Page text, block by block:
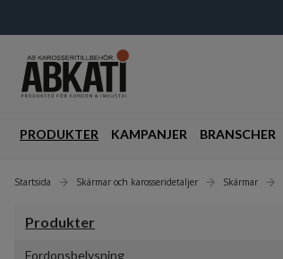
PRODUKTER KAMPANJER BRANSCHER
Startsida Skärmar och karosseridetaljer Skärmar
Produkter
Fordonsbelysning